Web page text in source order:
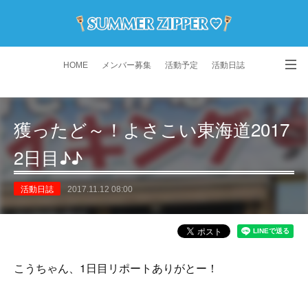
HOME メンバー募集 活動予定 活動日誌
よくある質問
獲ったど～！よさこい東海道2017
2日目♪♪
活動日誌 2017.11.12 08:00
こうちゃん、1日目リポートありがとー！